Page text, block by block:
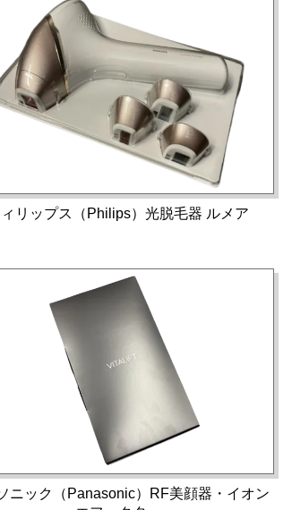
リップス（Philips）光脱毛器 ルメア
ニック（Panasonic）RF美顔器・イオン